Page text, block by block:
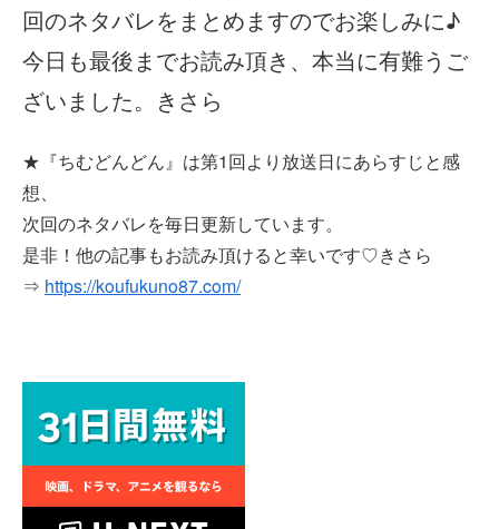
回のネタバレをまとめますのでお楽しみに♪
今日も最後までお読み頂き、本当に有難うご
ざいました。きさら
★『ちむどんどん』は第1回より放送日にあらすじと感
想、
次回のネタバレを毎日更新しています。
是非！他の記事もお読み頂けると幸いです♡きさら
⇒ https://koufukuno87.com/